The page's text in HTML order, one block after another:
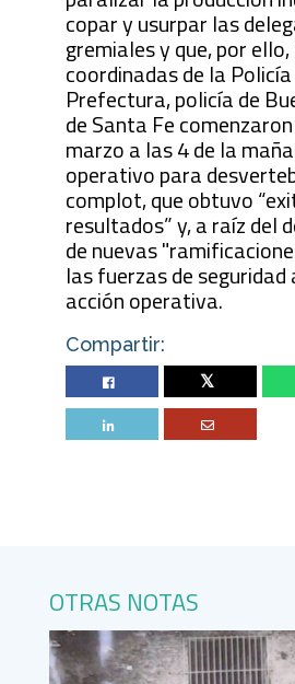
copar y usurpar las
gremiales y que, por
coordinadas de la
Prefectura, policía de
de Santa Fe
marzo a las 4 de la
operativo para
complot, que obtuvo
resultados” y, a raíz del
de nuevas
las fuerzas de
acción operativa.
Compartir:
Twitter
OTRAS NOTAS